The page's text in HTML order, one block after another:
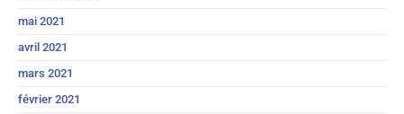
mai 2021
avril 2021
mars 2021
février 2021